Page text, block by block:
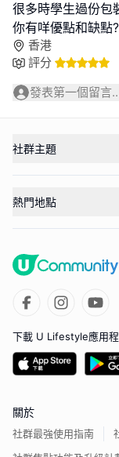
很多時學生過份包
你有咩優點和缺點
香港
評分
發表第一個留言
社群主題
熱門地點
下載 U Lifestyle應用
關於
社群最強使用指南